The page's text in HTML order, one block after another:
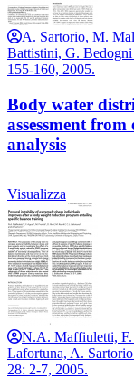
A. Sartorio, M.
Battistini, G.
155-160, 2005.
Body water
assessment
analysis
Visualizza
N.A. Maffiuletti,
Lafortuna, A.
28: 2-7, 2005.